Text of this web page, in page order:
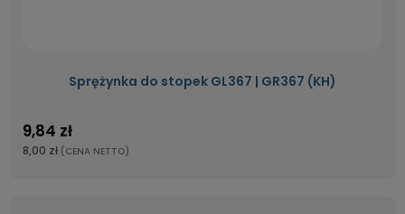
Sprężynka do stopek GL367 | GR367 (KH)
9,84 zł
8,00 zł (CENA NETTO)